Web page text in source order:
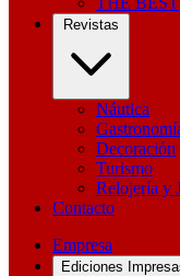
Revistas
Náutica
Decoración
Turismo
Relojería y
Contacto
Empresa
Ediciones